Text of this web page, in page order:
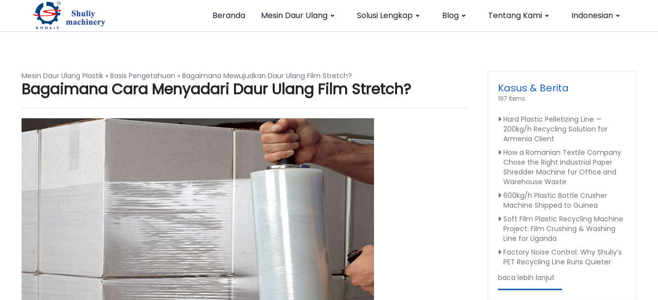
Beranda Mesin Daur Ulang Solusi Lengkap Blog Tentang Kami Indonesian
Mesin Daur Ulang Plastik » Basis Pengetahuan » Bagaimana Mewujudkan Daur Ulang Film Stretch?
Bagaimana Cara Menyadari Daur Ulang Film Stretch? Kasus & Berita
197 Items
Hard Plastic Pelletizing Line —
200kg/h Recycling Solution for
Armenia Client
How a Romanian Textile Company
Chose the Right Industrial Paper
Shredder Machine for Office and
Warehouse Waste
600kg/h Plastic Bottle Crusher
Machine Shipped to Guinea
Soft Film Plastic Recycling Machine
Project: Film Crushing & Washing
Line for Uganda
Factory Noise Control: Why Shuliy’s
PET Recycling Line Runs Quieter
baca lebih lanjut